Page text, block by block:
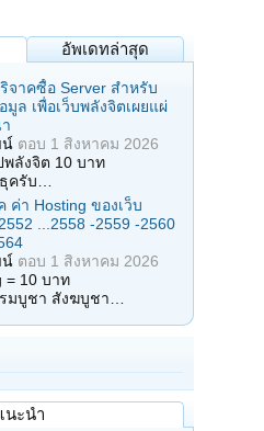
อัพเดทล่าสุด
จาคซื้อ Server สำหรับ
มูล เพื่อเว็บพลังจิตเผยแผ่
น์ ตอบ 1 สิงหาคม 2026
ลังจิต 10 บาท
ครับ…
ค่า Hosting ของเว็บ
...2558 -2559 -2560
น์ ตอบ 1 สิงหาคม 2026
= 10 บาท
มบูชา สังฆบูชา…
นะนำ